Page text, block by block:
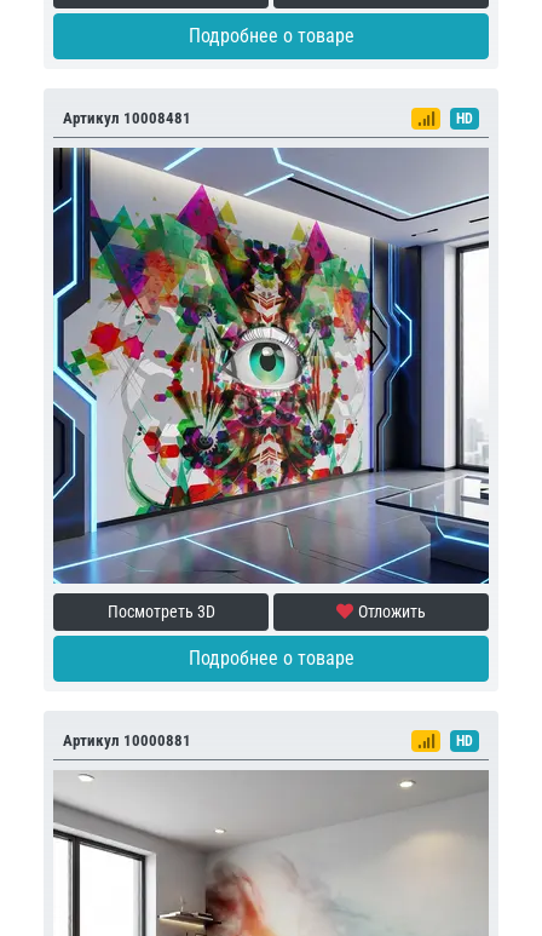
Подробнее о товаре
Артикул 10008481 HD
Посмотреть 3D Отложить
Подробнее о товаре
Артикул 10000881 HD